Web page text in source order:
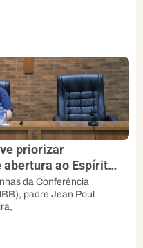
priorizar
abertura ao Espírito,
da Conferência
padre Jean Poul